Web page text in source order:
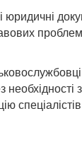
юридичні